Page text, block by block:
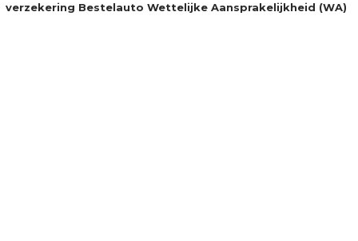
verzekering Bestelauto Wettelijke Aansprakelijkheid (WA)